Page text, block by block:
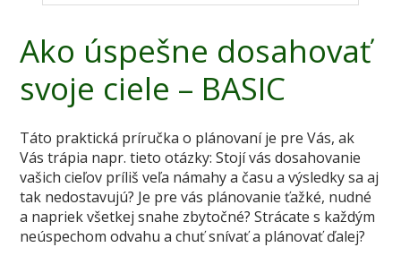
Ako úspešne dosahovať
svoje ciele – BASIC
Táto praktická príručka o plánovaní je pre Vás, ak
Vás trápia napr. tieto otázky: Stojí vás dosahovanie
vašich cieľov príliš veľa námahy a času a výsledky sa aj
tak nedostavujú? Je pre vás plánovanie ťažké, nudné
a napriek všetkej snahe zbytočné? Strácate s každým
neúspechom odvahu a chuť snívať a plánovať ďalej?